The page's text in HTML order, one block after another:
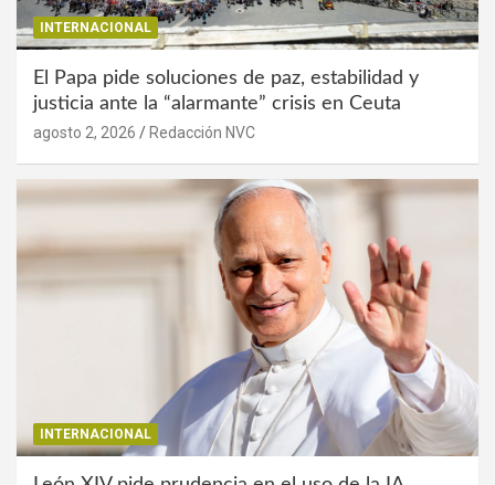
INTERNACIONAL
El Papa pide soluciones de paz, estabilidad y
justicia ante la “alarmante” crisis en Ceuta
agosto 2, 2026 Redacción NVC
INTERNACIONAL